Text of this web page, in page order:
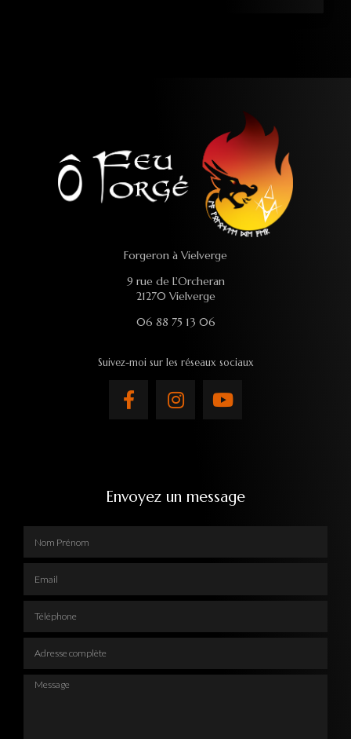
Forgeron à Vielverge
9 rue de L'Orcheran
21270 Vielverge
06 88 75 13 06
Suivez-moi sur les réseaux sociaux
Envoyez un message
Message